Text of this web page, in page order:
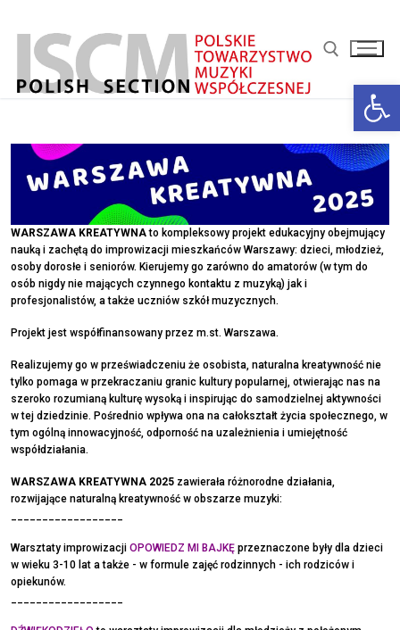
WARSZAWA KREATYWNAto kompleksowy projekt edukacyjny obejmujący
nauką i zachętą do improwizacji mieszkańców Warszawy: dzieci, młodzież,
osoby dorosłe i seniorów. Kierujemy go zarówno do amatorów (w tym do
osób nigdy nie mających czynnego kontaktu z muzyką) jak i
profesjonalistów, a także uczniów szkół muzycznych.
Projekt jest współfinansowany przez m.st. Warszawa.
Realizujemy go w przeświadczeniu że osobista, naturalna kreatywność nie
tylko pomaga w przekraczaniu granic kultury popularnej, otwierając nas na
szeroko rozumianą kulturę wysoką i inspirując do samodzielnej aktywności
w tej dziedzinie. Pośrednio wpływa ona na całokształt życia społecznego, w
tym ogólną innowacyjność, odporność na uzależnienia i umiejętność
współdziałania.
WARSZAWA KREATYWNA 2025 zawierała różnorodne działania,
rozwijające naturalną kreatywność w obszarze muzyki:
Warsztaty improwizacji OPOWIEDZ MI BAJKĘ przeznaczone były dla dzieci
w wieku 3-10 lat a także - w formule zajęć rodzinnych - ich rodziców i
opiekunów.